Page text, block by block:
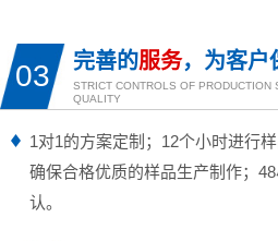
03 完善的服务，为客户
STRICT CONTROLS OF PRODUCTION
QUALITY
1对1的方案定制；12个小时进行
确保合格优质的样品生产制作；
认。